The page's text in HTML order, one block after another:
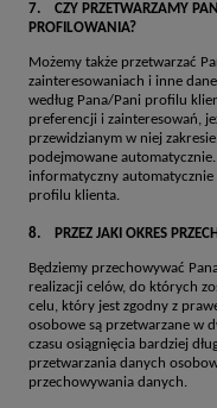
7. CZY PRZETWARZAMY
PROFILOWANIA?
Możemy także przetwarzać
zainteresowaniach i inne
według Pana/Pani profilu
preferencji i zainteresowań,
przewidzianym w niej
podejmowane
informatyczny automatycznie
profilu klienta.
8. PRZEZ JAKI OKRES
Będziemy przechowywać
realizacji celów, do których
celu, który jest zgodny z
osobowe są przetwarzane w
czasu osiągnięcia bardziej
przetwarzania danych
przechowywania danych.